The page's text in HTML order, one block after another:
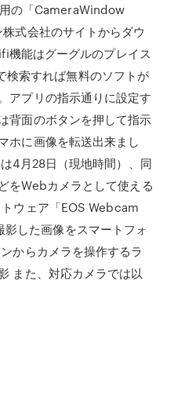
の「CameraWindow
式会社のサイトからダウ
機能はグーグルのプレイス
検索すれば無料のソフトが
アプリの指示通りに設定す
背面のボタンを押して指示
ホに画像を転送出来まし
4月28日（現地時間）、同
をWebカメラとして使える
ウェア「EOS Webcam
した画像をスマートフォ
からカメラを操作するラ
また、対応カメラでは以